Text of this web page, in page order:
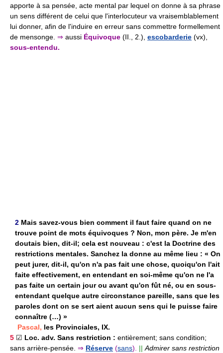
apporte à sa pensée, acte mental par lequel on donne à sa phrase
un sens différent de celui que l'interlocuteur va vraisemblablement
lui donner, afin de l'induire en erreur sans commettre formellement
de mensonge. ⇒ aussi Équivoque (II., 2.), escobarderie (vx),
sous-entendu.
2 Mais savez-vous bien comment il faut faire quand on ne
trouve point de mots équivoques ? Non, mon père. Je m'en
doutais bien, dit-il; cela est nouveau : c'est la Doctrine des
restrictions mentales. Sanchez la donne au même lieu : « On
peut jurer, dit-il, qu'on n'a pas fait une chose, quoiqu'on l'ait
faite effectivement, en entendant en soi-même qu'on ne l'a
pas faite un certain jour ou avant qu'on fût né, ou en sous-
entendant quelque autre circonstance pareille, sans que les
paroles dont on se sert aient aucun sens qui le puisse faire
connaître (…) »
Pascal, les Provinciales, IX.
5 ☑ Loc. adv. Sans restriction : entièrement; sans condition;
sans arrière-pensée. ⇒ Réserve (sans). || Admirer sans restriction